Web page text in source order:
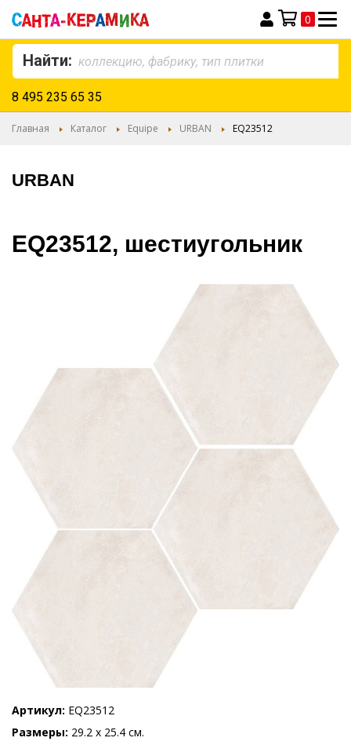
Моя корзина
0
Найти:
8 495 235 65 35
Главная Каталог Equipe URBAN EQ23512
URBAN
EQ23512, шестиугольник
Артикул EQ23512
Размеры 29.2 x 25.4 см.